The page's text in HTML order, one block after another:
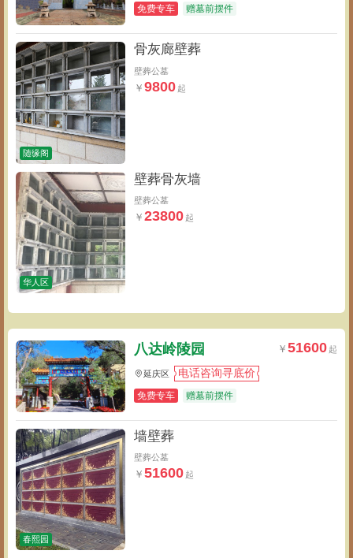
免费专车 赠墓前摆件
随缘阁
骨灰廊壁葬
壁葬公墓
9800
华人区
壁葬骨灰墙
壁葬公墓
23800
八达岭陵园 51600
延庆区 电话咨询寻底价
免费专车 赠墓前摆件
春熙园
墙壁葬
壁葬公墓
51600